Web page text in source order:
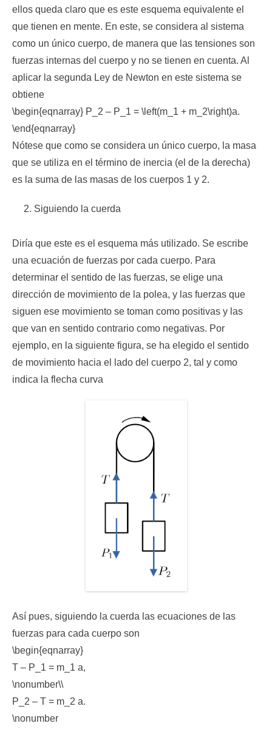
ellos queda claro que es este esquema equivalente el
que tienen en mente. En este, se considera al sistema
como un único cuerpo, de manera que las tensiones son
fuerzas internas del cuerpo y no se tienen en cuenta. Al
aplicar la segunda Ley de Newton en este sistema se
obtiene
\begin{eqnarray} P_2 – P_1 = \left(m_1 + m_2\right)a.
\end{eqnarray}
Nótese que como se considera un único cuerpo, la masa
que se utiliza en el término de inercia (el de la derecha)
es la suma de las masas de los cuerpos 1 y 2.
Siguiendo la cuerda
Diría que este es el esquema más utilizado. Se escribe
una ecuación de fuerzas por cada cuerpo. Para
determinar el sentido de las fuerzas, se elige una
dirección de movimiento de la polea, y las fuerzas que
siguen ese movimiento se toman como positivas y las
que van en sentido contrario como negativas. Por
ejemplo, en la siguiente figura, se ha elegido el sentido
de movimiento hacia el lado del cuerpo 2, tal y como
indica la flecha curva
Así pues, siguiendo la cuerda las ecuaciones de las
fuerzas para cada cuerpo son
\begin{eqnarray}
T – P_1 = m_1 a,
\nonumber\\
P_2 – T = m_2 a.
\nonumber